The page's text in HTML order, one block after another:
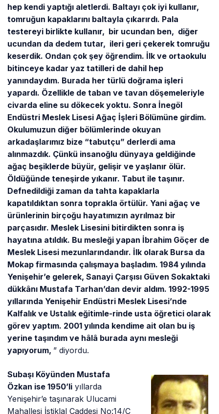
hep kendi yaptığı aletlerdi. Baltayı çok iyi kullanır,
tomruğun kapaklarını baltayla çıkarırdı. Pala
testereyi birlikte kullanır, bir ucundan ben, diğer
ucundan da dedem tutar, ileri geri çekerek tomruğu
keserdik. Ondan çok şey öğrendim. İlk ve ortaokulu
bitinceye kadar yaz tatilleri de dahil hep
yanındaydım. Burada her türlü doğrama işleri
yapardı. Özellikle de taban ve tavan döşemeleriyle
civarda eline su dökecek yoktu. Sonra İnegöl
Endüstri Meslek Lisesi Ağaç İşleri Bölümüne girdim.
Okulumuzun diğer bölümlerinde okuyan
arkadaşlarımız bize “tabutçu” derlerdi ama
alınmazdık. Çünkü insanoğlu dünyaya geldiğinde
ağaç beşiklerde büyür, gelişir ve yaşlanır ölür.
Öldüğünde teneşirde yıkanır. Tabut ile taşınır.
Defnedildiği zaman da tahta kapaklarla
kapatıldıktan sonra toprakla örtülür. Yani ağaç ve
ürünlerinin birçoğu hayatımızın ayrılmaz bir
parçasıdır. Meslek Lisesini bitirdikten sonra iş
hayatına atıldık. Bu mesleği yapan İbrahim Göçer de
Meslek Lisesi mezunlarındandır. İlk olarak Bursa da
Mokap firmasında çalışmaya başladım. 1984 yılında
Yenişehir’e gelerek, Sanayi Çarşısı Güven Sokaktaki
dükkânı Mustafa Tarhan’dan devir aldım. 1992-1995
yıllarında Yenişehir Endüstri Meslek Lisesi’nde
Kalfalık ve Ustalık eğitimle-rinde usta öğretici olarak
görev yaptım. 2001 yılında kendime ait olan bu iş
yerine taşındım ve hâlâ burada aynı mesleği
yapıyorum, ” diyordu.
Subaşı Köyünden Mustafa
Özkan ise 1950’li yıllarda
Yenişehir’e taşınarak Ulucami
Mahallesi İstiklal Caddesi No:14/C